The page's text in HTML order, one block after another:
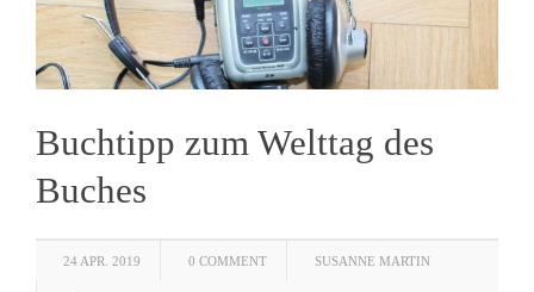
Buchtipp zum Welttag des
Buches
24 APR. 2019 0 COMMENT SUSANNE MARTIN